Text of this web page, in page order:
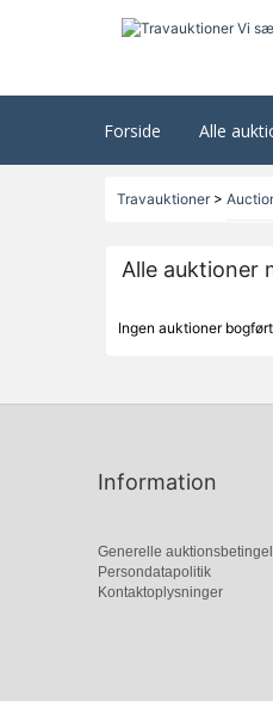
Forside Alle
Travauktioner>
Alle auktioner
Ingen auktioner
Information
Generelle
Persondatapolitik
Kontaktoplysninger